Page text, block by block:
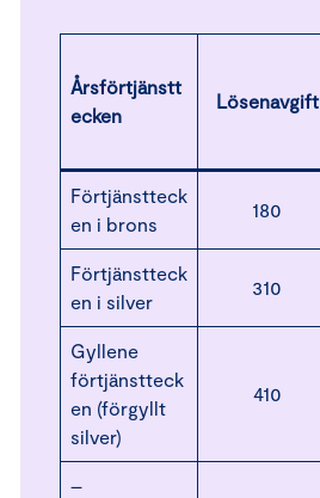
Årsförtjänstt
ecken
Lösenavgift
Förtjänstteck
en i brons
180
Förtjänstteck
en i silver
310
Gyllene
förtjänstteck
en (förgyllt
silver)
410
–